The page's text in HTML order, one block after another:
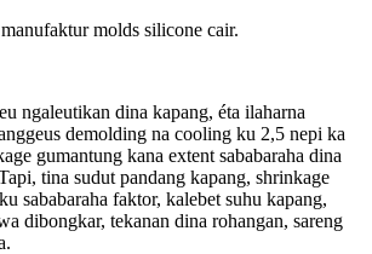
molds silicone cair.
ngaleutikan dina kapang, éta ilaharna
demolding na cooling ku 2,5 nepi ka
gumantung kana extent sababaraha dina
tina sudut pandang kapang, shrinkage
sababaraha faktor, kalebet suhu kapang,
dibongkar, tekanan dina rohangan, sareng